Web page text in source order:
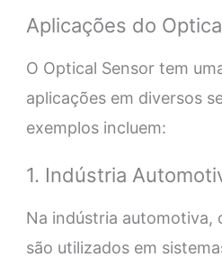
Aplicações do
O Optical Sensor tem
aplicações em diversos
exemplos incluem:
1. Indústria
Na indústria automotiva,
são utilizados em